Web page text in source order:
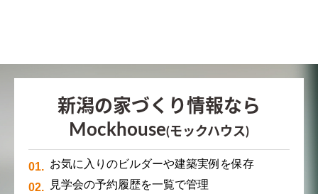
新潟の家づくり情報なら
Mockhouse(モックハウス)
お気に入りのビルダーや建築実例を保存
見学会の予約履歴を一覧で管理